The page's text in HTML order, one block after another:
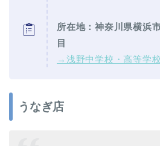
所在地：神奈川県横浜
目
→浅野中学校・高等学
うなぎ店